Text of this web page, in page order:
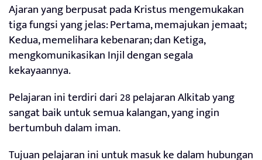
Ajaran yang berpusat pada Kristus mengemukakan
tiga fungsi yang jelas: Pertama, memajukan jemaat;
Kedua, memelihara kebenaran; dan Ketiga,
mengkomunikasikan Injil dengan segala
kekayaannya.
Pelajaran ini terdiri dari 28 pelajaran Alkitab yang
sangat baik untuk semua kalangan, yang ingin
bertumbuh dalam iman.
Tujuan pelajaran ini untuk masuk ke dalam hubungan